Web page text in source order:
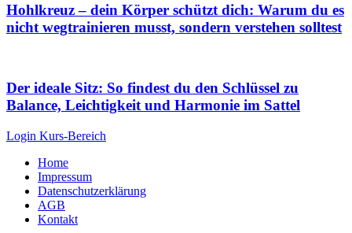
Hohlkreuz – dein Körper schützt dich: Warum du es
nicht wegtrainieren musst, sondern verstehen solltest
Der ideale Sitz: So findest du den Schlüssel zu
Balance, Leichtigkeit und Harmonie im Sattel
Login Kurs-Bereich
Home
Impressum
Datenschutzerklärung
AGB
Kontakt